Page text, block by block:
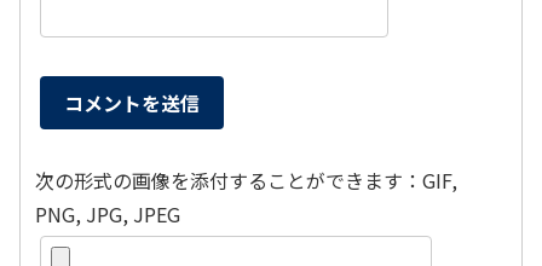
次の形式の画像を添付することができます：GIF,
PNG, JPG, JPEG